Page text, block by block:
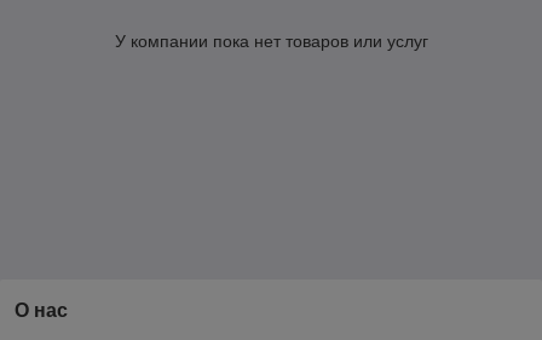
У компании пока нет товаров или услуг
О нас